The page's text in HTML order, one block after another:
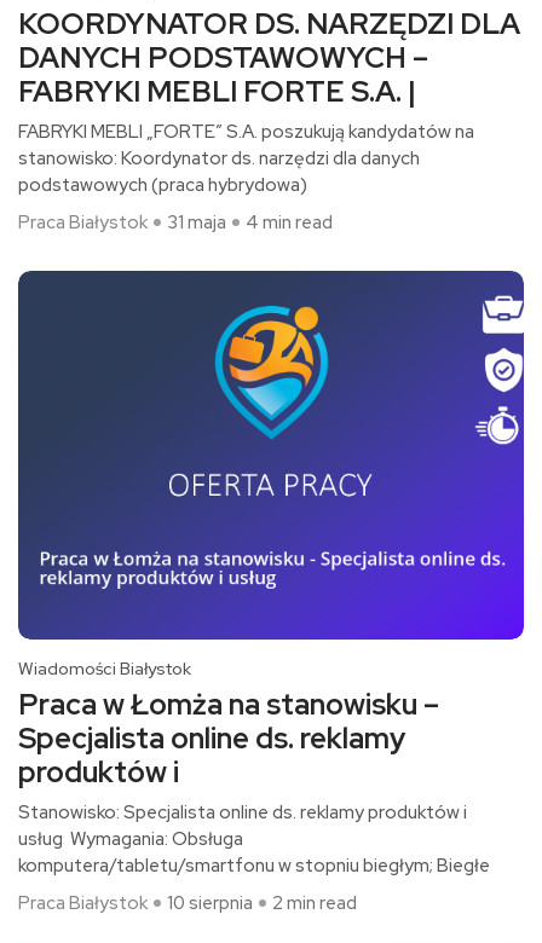
KOORDYNATOR DS. NARZĘDZI DLA
DANYCH PODSTAWOWYCH –
FABRYKI MEBLI FORTE S.A. |
FABRYKI MEBLI „FORTE” S.A. poszukują kandydatów na
stanowisko: Koordynator ds. narzędzi dla danych
podstawowych (praca hybrydowa)​
Praca Białystok
31 maja 4 min read
Wiadomości Białystok
Praca w Łomża na stanowisku –
Specjalista online ds. reklamy
produktów i
Stanowisko: Specjalista online ds. reklamy produktów i
usług Wymagania: Obsługa
komputera/tabletu/smartfonu w stopniu biegłym; Biegłe
Praca Białystok
10 sierpnia 2 min read